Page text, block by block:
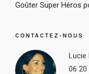
Goûter Super Héros
CONTACTEZ-NOUS
Lucie
06 20